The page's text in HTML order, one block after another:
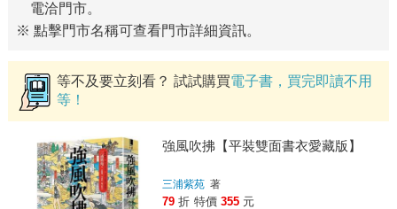
電洽門市。
※ 點擊門市名稱可查看門市詳細資訊。
等不及要立刻看？ 試試購買電子書，買完即讀不用
等！
強風吹拂【平裝雙面書衣愛藏版】
三浦紫苑 著
79 折 特價 355 元